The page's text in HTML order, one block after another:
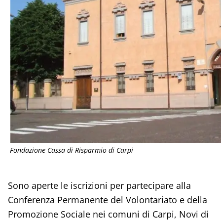
Fondazione Cassa di Risparmio di Carpi
Sono aperte le iscrizioni per partecipare alla
Conferenza Permanente del Volontariato e della
Promozione Sociale nei comuni di Carpi, Novi di